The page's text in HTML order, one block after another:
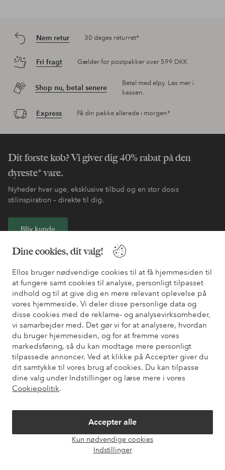
Dine cookies, dit valg!
Ellos bruger nødvendige cookies til at få hjemmesiden til
at fungere samt cookies til analyse, personligt tilpasset
indhold og til at give dig en mere relevant oplevelse på
vores hjemmeside. Vi deler disse personlige data og
disse cookies med de reklame- og analysevirksomheder,
vi samarbejder med. Det gør vi for at analysere, hvordan
du bruger hjemmesiden, og for at fremme vores
markedsføring, så du kan modtage mere personligt
tilpassede annoncer. Ved at klikke på Accepter giver du
dit samtykke til vores brug af cookies. Du kan tilpasse
dine valg under Indstillinger og læse mere i vores
Cookiepolitik.
Accepter alle
Kun nødvendige cookies
Indstillinger
Nem retur 30 dages returret*
Fri fragt Gælder for postpakker over 599 DKK
Shop nu, betal senere
Betal med elpy. Les mer i
kassen.
Express Få din pakke allerede i morgen*
Dit første køb? Vi giver dig 40% rabat på den
dyreste* vare.
Nyheder hver uge, eksklusive tilbud og en stor dosis
stilinspiration – direkte til dig.
Bliv kunde
* Se tilbudsbetingelser ved registrering
Har du brug for hjælp?
Du kan finde svar på de oftest stillede spørgsmål i vores FAQ.
Du kan også finde oplysninger om, hvordan du kontakter os.
Kundeservice Bestilling Betalingsmåde
Mine sider
Om Ellos